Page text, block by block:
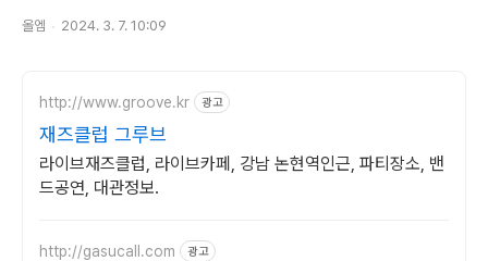
올엠 2024. 3. 7. 10:09
http://www.groove.kr 광고
재즈클럽 그루브
라이브재즈클럽, 라이브카페, 강남 논현역인근, 파티장소, 밴
드공연, 대관정보.
http://gasucall.com 광고